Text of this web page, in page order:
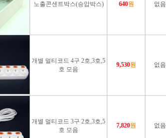
노출콘센트박스(승압박스) 640원 없음
개별 멀티코드 4구 2호,3호,5
호 모음
9,530원 없음
개별 멀티코드 3구 2호,3호,5
호 모음
7,820원 없음